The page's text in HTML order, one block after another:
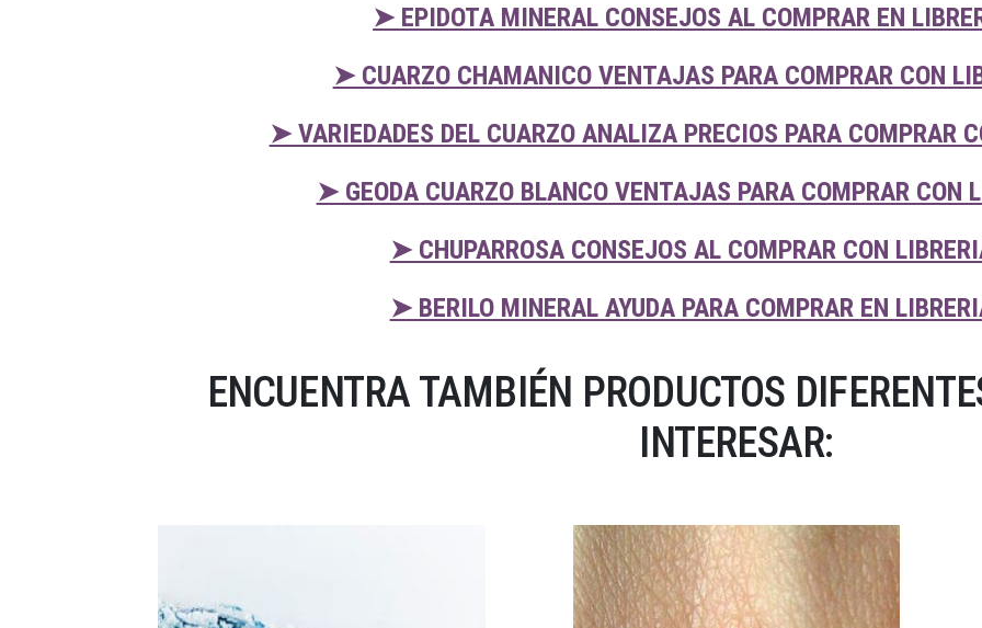
➤ EPIDOTA MINERAL CONSEJOS AL COMPRAR EN
➤ CUARZO CHAMANICO VENTAJAS PARA COMPRAR CON
➤ VARIEDADES DEL CUARZO ANALIZA PRECIOS PARA COMPRAR
➤ GEODA CUARZO BLANCO VENTAJAS PARA COMPRAR CON
➤ CHUPARROSA CONSEJOS AL COMPRAR CON
➤ BERILO MINERAL AYUDA PARA COMPRAR EN
ENCUENTRA TAMBIÉN PRODUCTOS
INTERESAR: